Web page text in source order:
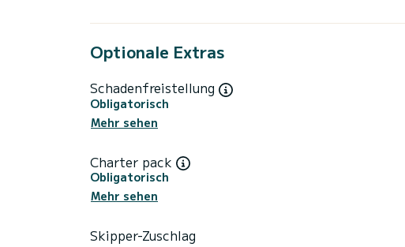
Optionale Extras
Schadenfreistellung
Obligatorisch
Mehr sehen
Charter pack
Obligatorisch
Mehr sehen
Skipper-Zuschlag